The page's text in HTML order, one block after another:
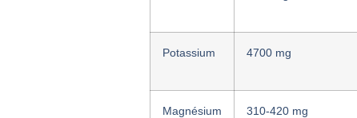
Potassium 4700 mg
Magnésium 310-420 mg